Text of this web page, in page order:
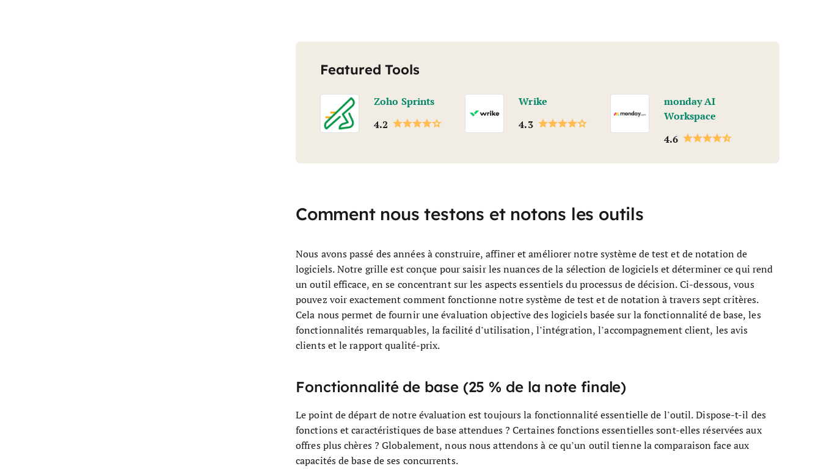
Featured Tools
Zoho Sprints
4.2
Wrike
4.3
monday AI
Workspace
4.6
Comment nous testons et notons les outils
Nous avons passé des années à construire, affiner et améliorer notre système de test et de notation de
logiciels. Notre grille est conçue pour saisir les nuances de la sélection de logiciels et déterminer ce qui rend
un outil efficace, en se concentrant sur les aspects essentiels du processus de décision.Ci-dessous, vous
pouvez voir exactement comment fonctionne notre système de test et de notation à travers sept critères.
Cela nous permet de fournir une évaluation objective des logiciels basée sur la fonctionnalité de base, les
fonctionnalités remarquables, la facilité d’utilisation, l’intégration, l’accompagnement client, les avis
clients et le rapport qualité-prix.
Fonctionnalité de base (25 % de la note finale)
Le point de départ de notre évaluation est toujours la fonctionnalité essentielle de l’outil. Dispose-t-il des
fonctions et caractéristiques de base attendues ? Certaines fonctions essentielles sont-elles réservées aux
offres plus chères ? Globalement, nous nous attendons à ce qu’un outil tienne la comparaison face aux
capacités de base de ses concurrents.